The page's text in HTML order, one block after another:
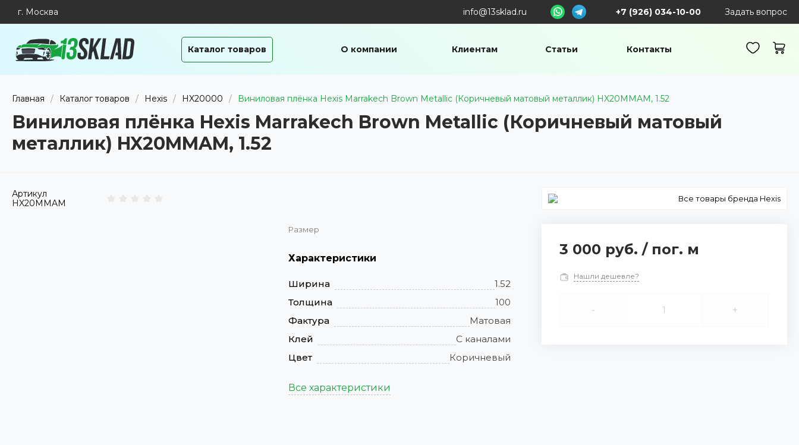
г. Москва info@13sklad.ru +7 (926) 034-10-00 Задать вопрос
Каталог товаров О компании Клиентам Статьи Контакты
Главная / Каталог товаров / Hexis / HX20000 / Виниловая плёнка Hexis Marrakech Brown Metallic (Коричневый матовый металлик) HX20MMAM, 1.52
Виниловая плёнка Hexis Marrakech Brown Metallic (Коричневый матовый
металлик) HX20MMAM, 1.52
Артикул
HX20MMAM
Все товары бренда Hexis
Размер
Характеристики
Ширина
1.52
Толщина
100
Фактура
Матовая
Клей
С каналами
Цвет
Коричневый
Все характеристики
3 000 руб. / пог. м
Нашли дешевле?
- +